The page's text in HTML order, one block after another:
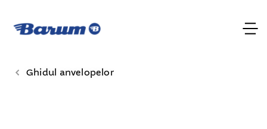
Ghidul anvelopelor